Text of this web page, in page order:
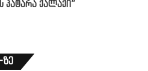
პატარა ქალაქი”
ზე